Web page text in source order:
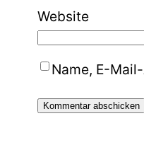
Website
Name, E-